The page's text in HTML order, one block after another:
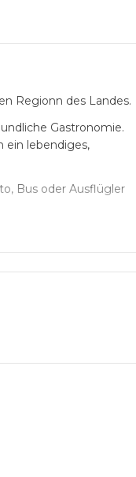
Regionn des Landes.
Gastronomie.
ein lebendiges,
Bus oder Ausflügler